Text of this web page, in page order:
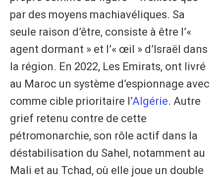
par des moyens machiavéliques. Sa
seule raison d’être, consiste à être l’«
agent dormant » et l’« œil » d’Israël dans
la région. En 2022, Les Emirats, ont livré
au Maroc un système d’espionnage avec
comme cible prioritaire l’Algérie. Autre
grief retenu contre de cette
pétromonarchie, son rôle actif dans la
déstabilisation du Sahel, notamment au
Mali et au Tchad, où elle joue un double